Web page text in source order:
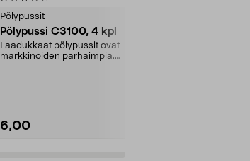
Pölypussit
Pölypussi C3100, 4 kpl
Laadukkaat pölypussit ovat
markkinoiden parhaimpia.
6,00